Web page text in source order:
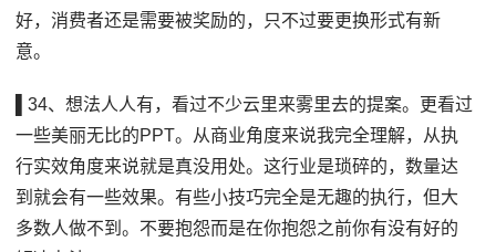
好，消费者还是需要被奖励的，只不过要更换形式有新
意。
▌34、想法人人有，看过不少云里来雾里去的提案。更看过
一些美丽无比的PPT。从商业角度来说我完全理解，从执
行实效角度来说就是真没用处。这行业是琐碎的，数量达
到就会有一些效果。有些小技巧完全是无趣的执行，但大
多数人做不到。不要抱怨而是在你抱怨之前你有没有好的